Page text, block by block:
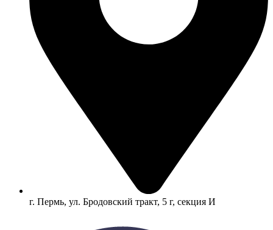
г. Пермь, ул. Бродовский тракт, 5 г, секция И